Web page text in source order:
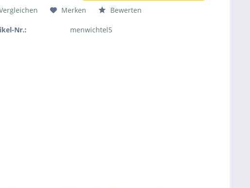
Merken Bewerten
Nr.: menwichtel5